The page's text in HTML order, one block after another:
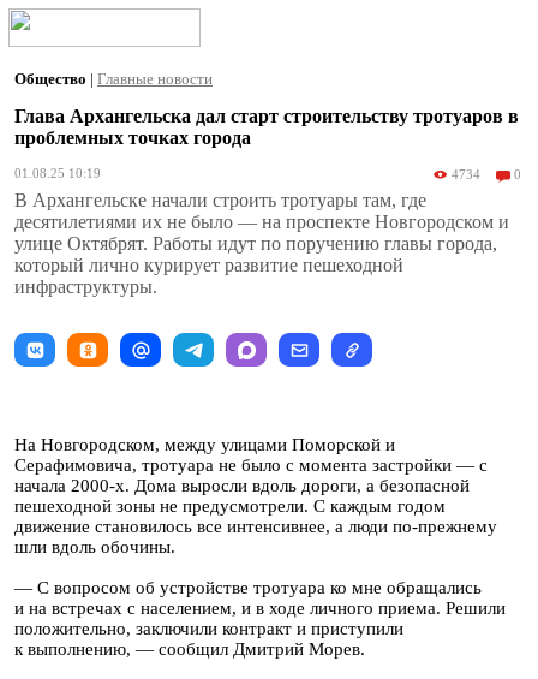
Общество | Главные новости
Глава Архангельска дал старт строительству тротуаров в
проблемных точках города
01.08.25 10:19 4734 0
В Архангельске начали строить тротуары там, где
десятилетиями их не было — на проспекте Новгородском и
улице Октябрят. Работы идут по поручению главы города,
который лично курирует развитие пешеходной
инфраструктуры.
На Новгородском, между улицами Поморской и
Серафимовича, тротуара не было с момента застройки — с
начала 2000-х. Дома выросли вдоль дороги, а безопасной
пешеходной зоны не предусмотрели. С каждым годом
движение становилось все интенсивнее, а люди по-прежнему
шли вдоль обочины.
— С вопросом об устройстве тротуара ко мне обращались
и на встречах с населением, и в ходе личного приема. Решили
положительно, заключили контракт и приступили
к выполнению, — сообщил Дмитрий Морев.